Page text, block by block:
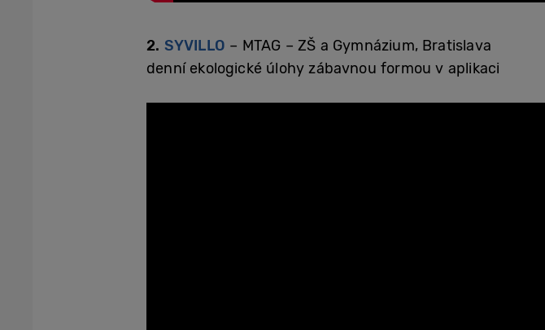
2. SYVILLO – MTAG – ZŠ a Gymnázium, Bratislava
denní ekologické úlohy zábavnou formou v aplikaci